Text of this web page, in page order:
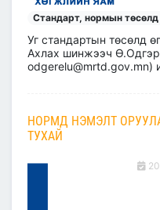
Стандарт, нормын төсөлд
Уг стандартын төсөлд
Ахлах шинжээч
odgerelu@mrtd.gov.mn)
НОРМД НЭМЭЛТ
ТУХАЙ